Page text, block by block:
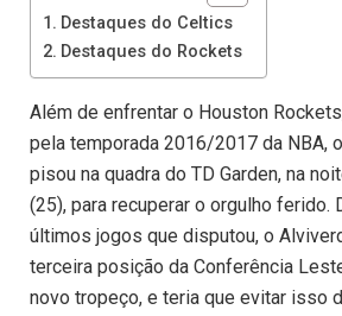
Destaques do Celtics
Destaques do Rockets
Além de enfrentar o Houston
pela temporada 2016/2017 da NBA,
pisou na quadra do TD Garden, na
(25), para recuperar o orgulho ferido.
últimos jogos que disputou, o
terceira posição da Conferência
novo tropeço, e teria que evitar isso